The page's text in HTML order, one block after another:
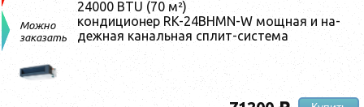
Можно
заказать
24000 BTU (70 м²)
кон­ди­ци­онер RK-24BHMN-W мощ­ная и на­
деж­ная ка­наль­ная сплит-сис­те­ма